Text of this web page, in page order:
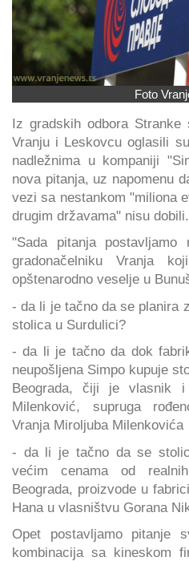
Foto
Iz gradskih odbora
Vranju i Leskovcu oglasili
nadležnima u kompaniji
nova pitanja, uz napomenu
vezi sa nestankom "miliona
drugim državama" nisu dobili.
"Sada pitanja
gradonačelniku Vranja
opštenarodno veselje u
- da li je tačno da se planira
stolica u Surdulici?
- da li je tačno da dok
neupošljena Simpo kupuje
Beograda, čiji je vlasnik i
Milenković, supruga
Vranja Miroljuba Milenkovića
- da li je tačno da se
većim cenama od
Beograda, proizvode u
Hana u vlasništvu Gorana
Opet postavljamo pitanje
kombinacija sa kineskom